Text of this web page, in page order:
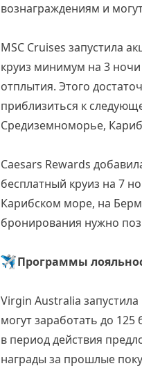
вознаграждениям и
MSC Cruises запустила
круиз минимум на 3
отплытия. Этого
приблизиться к
Средиземноморье,
Caesars Rewards
бесплатный круиз на 7
Карибском море, на
бронирования нужно
✈️Программы
Virgin Australia
могут заработать до
в период действия
награды за прошлые